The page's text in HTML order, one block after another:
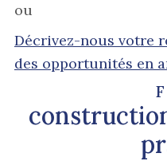
ou
Décrivez-nous votre
des opportunités en